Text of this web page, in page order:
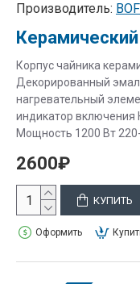
Производитель:
Корпус чайника
Декорированный
нагревательный
индикатор
Мощность 1200 Вт 220-
2600₽
КУПИТЬ
Оформить